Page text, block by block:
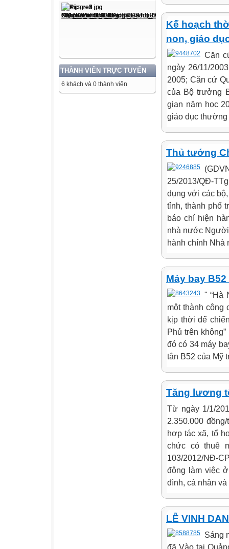
THÀNH VIÊN TRỰC TUYẾN
6 khách và 0 thành viên
Kế hoạch
non, giáo
Căn
ngày 26/11/
2005; Căn cứ
của Bộ trưởng
gian năm học
giáo dục thường
Thủ tướng
25/2013/QĐ-
dụng với các
tỉnh, thành phố
báo chí hiện
nhà nước Người
hành chính Nhà
Máy bay
" “Hà
một thành công
kịp thời để
Phủ trên
đó có 34 máy
tân B52 của Mỹ
Tăng lương
Từ ngày 1/1/
2.350.000
hợp tác xã, tổ
chức có thuê
103/2012/NĐ-
động làm việc
đình, cá nhân
LỄ VINH
Sáng
đã Vào tại